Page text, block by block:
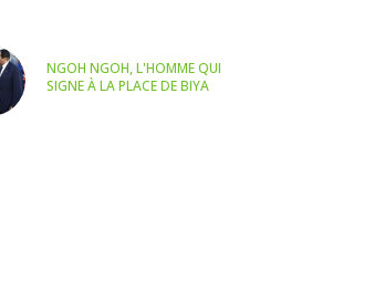
NGOH NGOH, L'HOMME QUI
SIGNE À LA PLACE DE BIYA